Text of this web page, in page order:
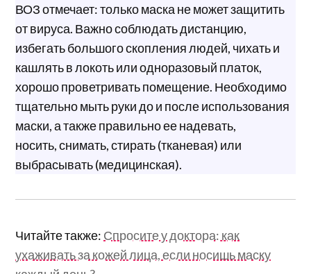
ВОЗ отмечает: только маска не может защитить
от вируса. Важно соблюдать дистанцию,
избегать большого скопления людей, чихать и
кашлять в локоть или одноразовый платок,
хорошо проветривать помещение. Необходимо
тщательно мыть руки до и после использования
маски, а также правильно ее надевать,
носить, снимать, стирать (тканевая) или
выбрасывать (медицинская).
Читайте также: Спросите у доктора: как
ухаживать за кожей лица, если носишь маску